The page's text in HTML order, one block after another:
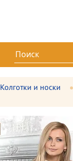
Колготки и носки
товара